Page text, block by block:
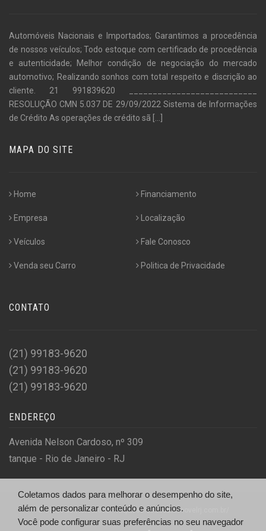
Automóveis Nacionais e Importados; Garantimos a procedência
de nossos veículos; Todo estoque com certificado de procedência
e autenticidade; Melhor condição de negociação do mercado
automotivo; Realizando sonhos com total respeito e discrição ao
cliente. 21 991839620 ___________________________
RESOLUÇÃO CMN 5.037 DE 29/09/2022 Sistema de Informações
de Crédito As operações de crédito sã [...]
MAPA DO SITE
Home
Empresa
Veículos
Venda seu Carro
Financiamento
Localização
Fale Conosco
Politica de Privacidade
CONTATO
(21) 99183-9620
(21) 99183-9620
(21) 99183-9620
ENDEREÇO
Avenida Nelson Cardoso, nº 309
tanque - Rio de Janeiro - RJ
© Salão do Automóvel - http://salaodoautomovelrj.com.br/
Coletamos dados para melhorar o desempenho do site,
além de personalizar conteúdo e anúncios.
Você pode configurar suas preferências no seu navegador